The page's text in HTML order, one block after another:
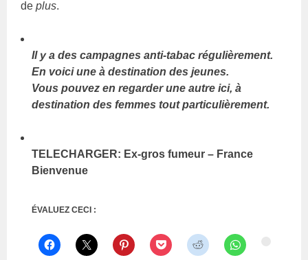
deplus.
Il y a des campagnes anti-tabac régulièrement.
En voici une à destination des jeunes.
Vous pouvez en regarder une autre ici, à
destination des femmes tout particulièrement.
TELECHARGER: Ex-gros fumeur – France
Bienvenue
ÉVALUEZ CECI :